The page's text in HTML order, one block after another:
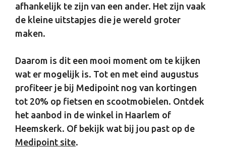
afhankelijk te zijn van een ander. Het zijn vaak
de kleine uitstapjes die je wereld groter
maken.
Daarom is dit een mooi moment om te kijken
wat er mogelijk is. Tot en met eind augustus
profiteer je bij Medipoint nog van kortingen
tot 20% op fietsen en scootmobielen. Ontdek
het aanbod in de winkel in Haarlem of
Heemskerk. Of bekijk wat bij jou past op de
Medipoint site.